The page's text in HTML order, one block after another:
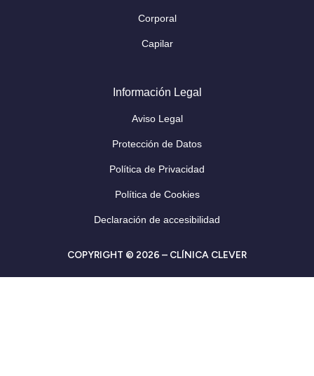
Corporal
Capilar
Información Legal
Aviso Legal
Protección de Datos
Política de Privacidad
Política de Cookies
Declaración de accesibilidad
COPYRIGHT © 2026 – CLÍNICA CLEVER